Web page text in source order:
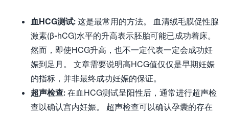
血HCG测试: 这是最常用的方法。 血清绒毛膜促性腺
激素(β-hCG)水平的升高表示胚胎可能已成功着床。
然而，即使HCG升高，也不一定代表一定会成功妊
娠到足月。 文章需要说明高HCG值仅仅是早期妊娠
的指标，并非最终成功妊娠的保证。
超声检查: 在血HCG测试呈阳性后，通常进行超声检
查以确认宫内妊娠。 超声检查可以确认孕囊的存在